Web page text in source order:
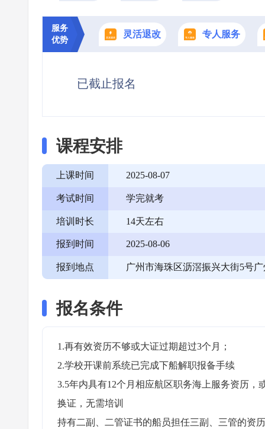
服务
优势
灵活退改 专人服务
已截止报名
课程安排
上课时间 2025-08-07
考试时间 学完就考
培训时长 14天左右
报到时间 2025-08-06
报到地点 广州市海珠区沥滘振兴大街5号
报名条件
1.再有效资历不够或大证过期超过3个月；
2.学校开课前系统已完成下船解职报备手续
3.5年内具有12个月相应航区职务海上服务资历
换证，无需培训
持有二副、二管证书的船员担任三副、三管的资